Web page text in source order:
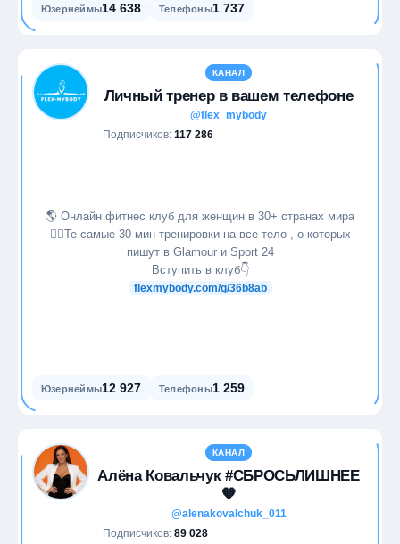
Юзернеймы14 638 Телефоны1 737
КАНАЛ
Личный тренер в вашем телефоне
@flex_mybody
Подписчиков: 117 286
🌎 Онлайн фитнес клуб для женщин в 30+ странах мира
🧘‍♀️Те самые 30 мин тренировки на все тело , о которых
пишут в Glamour и Sport 24
Вступить в клуб👇
flexmybody.com/g/36b8ab
Юзернеймы12 927 Телефоны1 259
КАНАЛ
Алёна Ковальчук #СБРОСЬЛИШНЕЕ
🧡
@alenakovalchuk_011
Подписчиков: 89 028